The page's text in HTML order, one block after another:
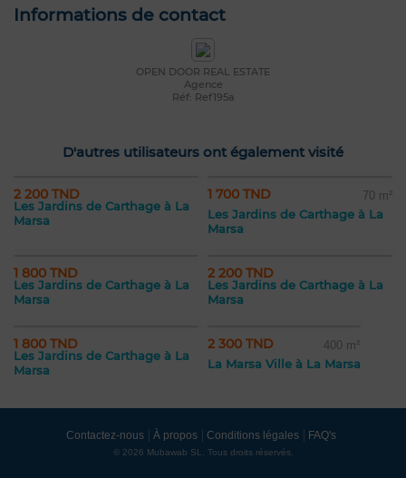
Informations de contact
OPEN DOOR REAL ESTATE
Agence
Réf: Ref195a
D'autres utilisateurs ont également visité
2 200 TND
Les Jardins de Carthage à La
Marsa
1 700 TND 70 m²
Les Jardins de Carthage à La
Marsa
1 800 TND
Les Jardins de Carthage à La
Marsa
2 200 TND
Les Jardins de Carthage à La
Marsa
1 800 TND
Les Jardins de Carthage à La
Marsa
2 300 TND 400 m²
La Marsa Ville à La Marsa
Contactez-nous À propos Conditions légales FAQ's
© 2026 Mubawab SL. Tous droits réservés.